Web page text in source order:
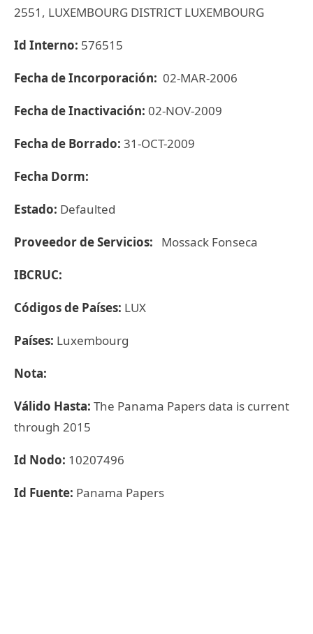
2551, LUXEMBOURG DISTRICT LUXEMBOURG
Id Interno: 576515
Fecha de Incorporación: 02-MAR-2006
Fecha de Inactivación: 02-NOV-2009
Fecha de Borrado: 31-OCT-2009
Fecha Dorm:
Estado: Defaulted
Proveedor de Servicios: Mossack Fonseca
IBCRUC:
Códigos de Países: LUX
Países: Luxembourg
Nota:
Válido Hasta: The Panama Papers data is current
through 2015
Id Nodo: 10207496
Id Fuente: Panama Papers